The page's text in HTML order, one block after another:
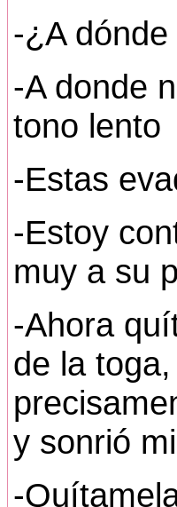
-¿A
-A donde
tono lento
-Estas
-Estoy
muy a su
-Ahora
de la
y sonrió
-